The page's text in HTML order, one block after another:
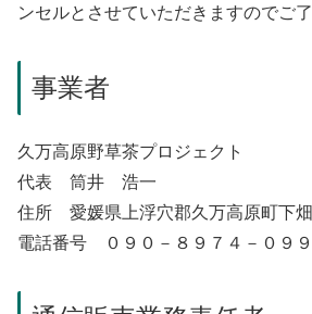
ンセルとさせていただきますのでご了
事業者
久万高原野草茶プロジェクト
代表 筒井 浩一
住所 愛媛県上浮穴郡久万高原町下
電話番号 ０９０－８９７４－０９９